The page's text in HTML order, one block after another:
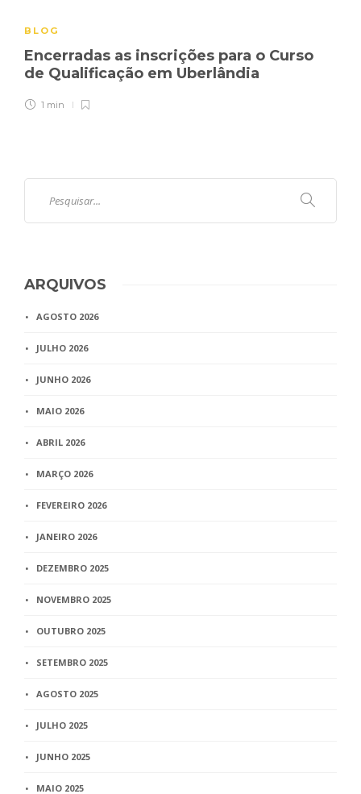
BLOG
Encerradas as inscrições para o Curso
de Qualificação em Uberlândia
1 min
ARQUIVOS
AGOSTO 2026
JULHO 2026
JUNHO 2026
MAIO 2026
ABRIL 2026
MARÇO 2026
FEVEREIRO 2026
JANEIRO 2026
DEZEMBRO 2025
NOVEMBRO 2025
OUTUBRO 2025
SETEMBRO 2025
AGOSTO 2025
JULHO 2025
JUNHO 2025
MAIO 2025